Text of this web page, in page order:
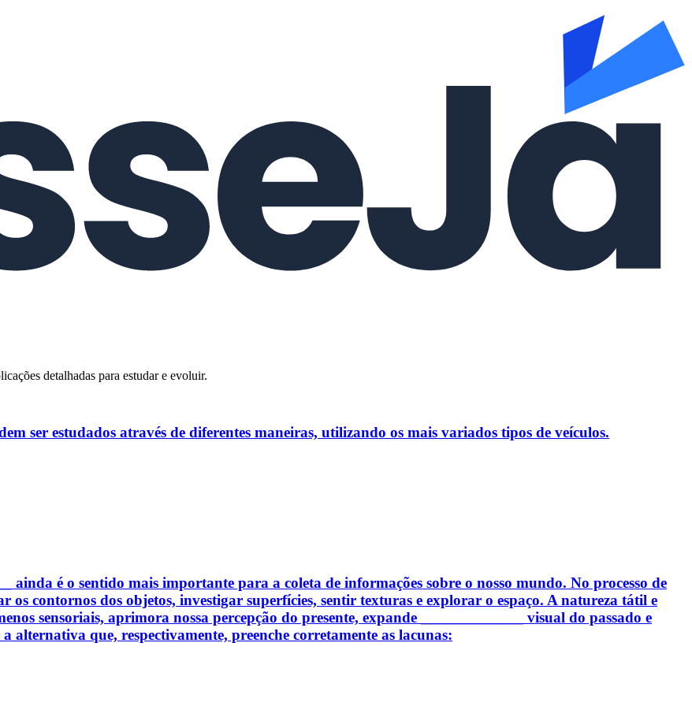
detalhadas para estudar e evoluir.
ser estudados através de diferentes maneiras, utilizando os mais variados tipos de veículos.
ainda é o sentido mais importante para a coleta de informações sobre o nosso mundo. No processo de
os contornos dos objetos, investigar superfícies, sentir texturas e explorar o espaço. A natureza tátil e
sensoriais, aprimora nossa percepção do presente, expande _____________ visual do passado e
que, respectivamente, preenche corretamente as lacunas: